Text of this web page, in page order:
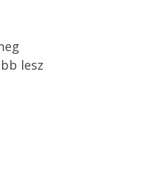
lesz